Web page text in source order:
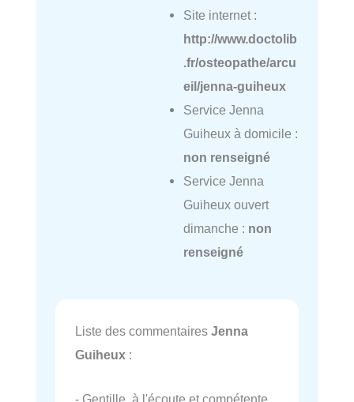
Site internet :
http://www.doctolib
.fr/osteopathe/arcu
eil/jenna-guiheux
Service Jenna
Guiheux à domicile :
non renseigné
Service Jenna
Guiheux ouvert
dimanche : non
renseigné
Liste des commentaires Jenna
Guiheux :
- Gentille, à l'écoute et compétente.